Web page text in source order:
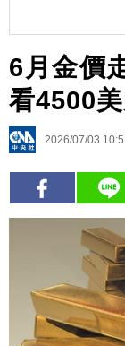
6月金價
看4500
2026/07/03